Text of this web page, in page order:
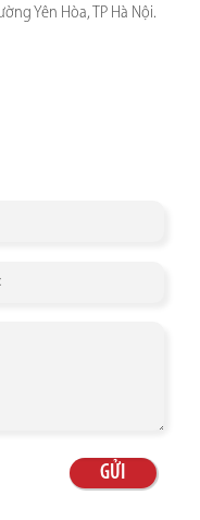
Yên Hòa, TP Hà Nội.